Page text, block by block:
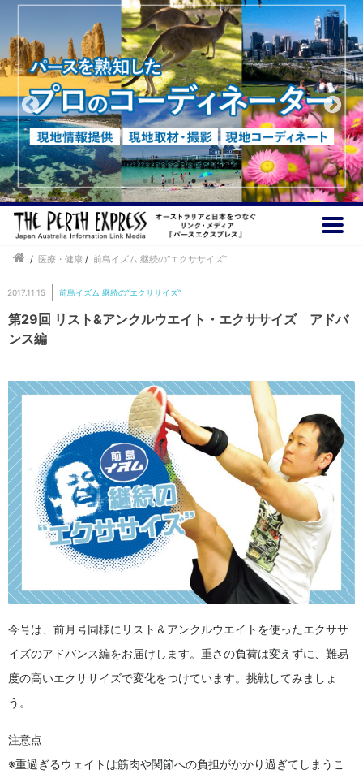
/ 医療・健康 / 前島イズム 継続の“エクササイズ”
2017.11.15 前島イズム 継続の“エクササイズ”
第29回 リスト&アンクルウエイト・エクササイズ アドバ
ンス編
今号は、前月号同様にリスト＆アンクルウエイトを使ったエクササ
イズのアドバンス編をお届けします。重さの負荷は変えずに、難易
度の高いエクササイズで変化をつけています。挑戦してみましょ
う。
注意点
※重過ぎるウェイトは筋肉や関節への負担がかかり過ぎてしまうこ